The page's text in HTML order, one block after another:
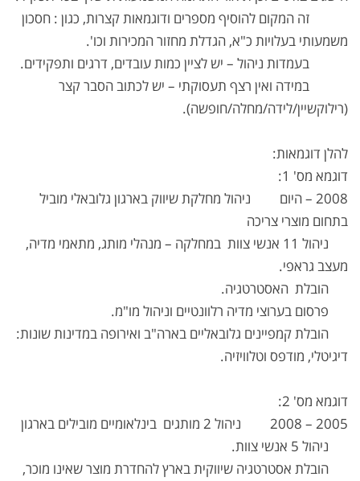
זה המקום להוסיף מספרים ודוגמאות קצרות, כגון : חסכון
משמעותי בעלויות כ"א, הגדלת מחזור המכירות וכו'.
בעמדות ניהול – יש לציין כמות עובדים, דרגים ותפקידים.
במידה ואין רצף תעסוקתי – יש לכתוב הסבר קצר
(רילוקשיין/לידה/מחלה/חופשה).
להלן דוגמאות:
דוגמא מס' 1:
2008 – היום ניהול מחלקת שיווק בארגון גלובאלי מוביל
בתחום מוצרי צריכה
ניהול 11 אנשי צוות במחלקה – מנהלי מותג, מתאמי מדיה,
מעצב גראפי.
הובלת האסטרטגיה.
פרסום בערוצי מדיה רלוונטיים וניהול מו"מ.
הובלת קמפיינים גלובאליים בארה"ב ואירופה במדינות שונות:
דיגיטלי, מודפס וטלוויזיה.
דוגמא מס' 2:
2005 – 2008 ניהול 2 מותגים בינלאומיים מובילים בארגון
ניהול 5 אנשי צוות.
הובלת אסטרטגיה שיווקית בארץ להחדרת מוצר שאינו מוכר,